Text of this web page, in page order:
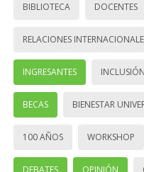
BIBLIOTECA DOCENTES
RELACIONES
INGRESANTES INCLUSIÓN
BECAS BIENESTAR
100 AÑOS WORKSHOP